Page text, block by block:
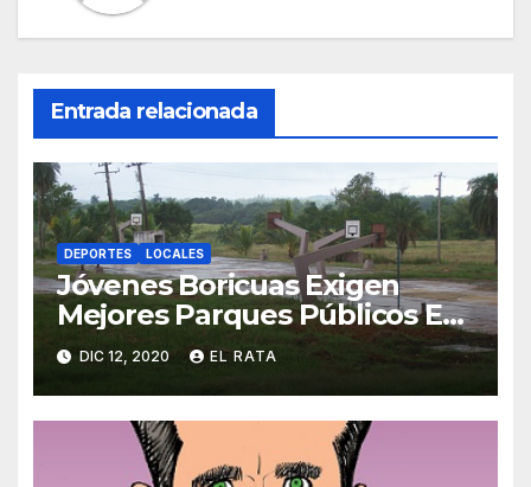
Entrada relacionada
DEPORTES LOCALES
Jóvenes Boricuas Exigen
Mejores Parques Públicos En
Donde Usar Drogas Por Las
Noches
DIC 12, 2020 EL RATA